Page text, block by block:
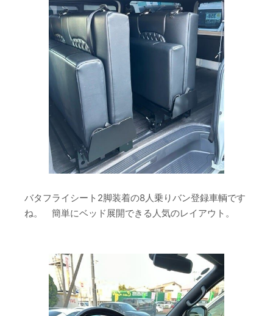
バタフライシート2脚装着の8人乗りバン登録車輌です
ね。 簡単にベッド展開できる人気のレイアウト。